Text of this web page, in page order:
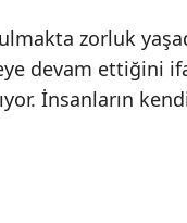
zorluk
devam ettiğini
İnsanların